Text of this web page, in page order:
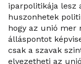
iparpolitikája lesz
huszonhetek
hogy az unió mer
álláspontot
csak a szavak
elvezetheti az